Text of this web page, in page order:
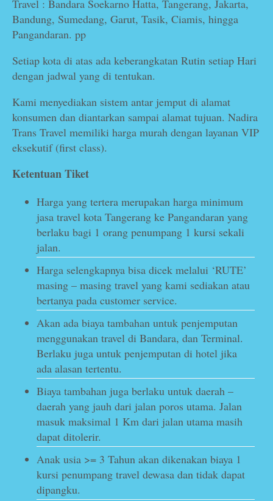
Travel : Bandara Soekarno Hatta, Tangerang, Jakarta,
Bandung, Sumedang, Garut, Tasik, Ciamis, hingga
Pangandaran. pp
Setiap kota di atas ada keberangkatan Rutin setiap Hari
dengan jadwal yang di tentukan.
Kami menyediakan sistem antar jemput di alamat
konsumen dan diantarkan sampai alamat tujuan. Nadira
Trans Travel memiliki harga murah dengan layanan VIP
eksekutif (first class).
Ketentuan Tiket
Harga yang tertera merupakan harga minimum
jasa travel kota Tangerang ke Pangandaran yang
berlaku bagi 1 orang penumpang 1 kursi sekali
jalan.
Harga selengkapnya bisa dicek melalui ‘RUTE’
masing – masing travel yang kami sediakan atau
bertanya pada customer service.
Akan ada biaya tambahan untuk penjemputan
menggunakan travel di Bandara, dan Terminal.
Berlaku juga untuk penjemputan di hotel jika
ada alasan tertentu.
Biaya tambahan juga berlaku untuk daerah –
daerah yang jauh dari jalan poros utama. Jalan
masuk maksimal 1 Km dari jalan utama masih
dapat ditolerir.
Anak usia >= 3 Tahun akan dikenakan biaya 1
kursi penumpang travel dewasa dan tidak dapat
dipangku.